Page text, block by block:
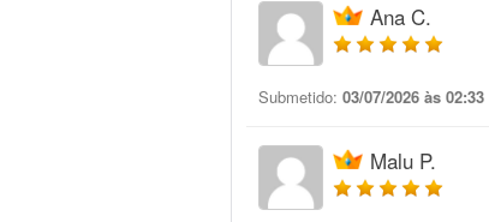
Ana C.
Submetido: 03/07/2026 às 02:33
Malu P.